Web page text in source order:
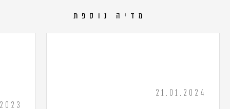
מדיה נוספת
21.01.2024